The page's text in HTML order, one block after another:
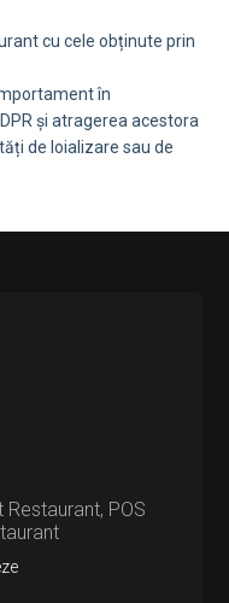
cu cele obținute prin
în
și atragerea acestora
de loializare sau de
Restaurant, POS